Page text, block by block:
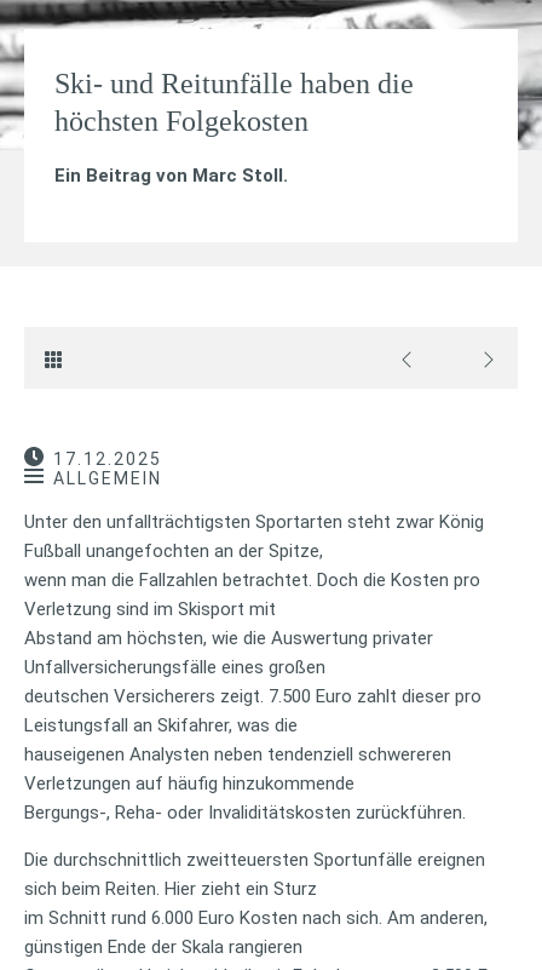
Ski- und Reitunfälle haben die
höchsten Folgekosten
Ein Beitrag von Marc Stoll.
17.12.2025
ALLGEMEIN
Unter den unfallträchtigsten Sportarten steht zwar König
Fußball unangefochten an der Spitze,
wenn man die Fallzahlen betrachtet. Doch die Kosten pro
Verletzung sind im Skisport mit
Abstand am höchsten, wie die Auswertung privater
Unfallversicherungsfälle eines großen
deutschen Versicherers zeigt. 7.500 Euro zahlt dieser pro
Leistungsfall an Skifahrer, was die
hauseigenen Analysten neben tendenziell schwereren
Verletzungen auf häufig hinzukommende
Bergungs-, Reha- oder Invaliditätskosten zurückführen.
Die durchschnittlich zweitteuersten Sportunfälle ereignen
sich beim Reiten. Hier zieht ein Sturz
im Schnitt rund 6.000 Euro Kosten nach sich. Am anderen,
günstigen Ende der Skala rangieren